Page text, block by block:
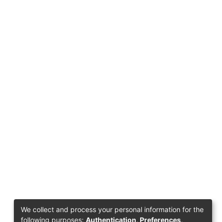
We collect and process your personal information for the
following purposes: Authentication, Preferences,